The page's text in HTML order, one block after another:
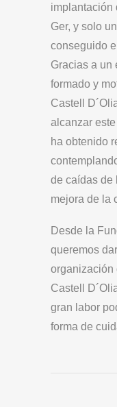
implantación
Ger, y solo
conseguido
Gracias a un
formado y
Castell
alcanzar
ha obtenido
de caídas de
mejora de la
Desde la
queremos
organización
Castell
gran labor
forma de